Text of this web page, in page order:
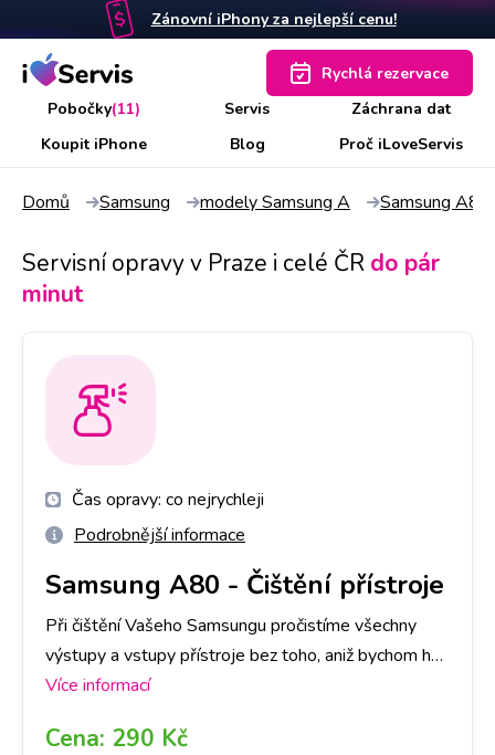
Zánovní iPhony za nejlepší cenu!
Pobočky(11) Servis
Záchrana dat
Koupit iPhone
Blog Proč iLoveServis
Rychlá rezervace
Domů Samsung modely Samsung A Samsung A80
Servisní opravy v Praze i celé ČR do pár
minut
Čas opravy: co nejrychleji
Podrobnější informace
Samsung A80 - Čištění přístroje
Při čištění Vašeho Samsungu pročistíme všechny
výstupy a vstupy přístroje bez toho, aniž bychom ho
museli rozebrat. Stačí se zastavit u nás na pobočce a
Více informací
Cena: 290 Kč